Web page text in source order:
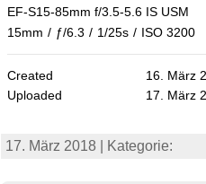
EF-S15-85mm f/3.5-5.6 IS USM
15mm / ƒ/6.3 / 1/25s / ISO 3200
Created
16. März
Uploaded
17. März
17. März 2018 | Kategorie: